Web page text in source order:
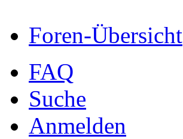
Foren-Übersicht
FAQ
Suche
Anmelden